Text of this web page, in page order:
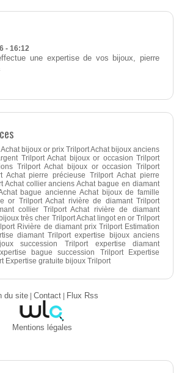
- 16:12
une expertise de vos bijoux, pierre
bijoux or prix Trilport Achat bijoux anciens
Trilport Achat bijoux or occasion Trilport
Trilport Achat bijoux or occasion Trilport
Achat pierre précieuse Trilport Achat pierre
Achat collier anciens Achat bague en diamant
bague ancienne Achat bijoux de famille
or Trilport Achat rivière de diamant Trilport
collier Trilport Achat rivière de diamant
très cher Trilport Achat lingot en or Trilport
Rivière de diamant prix Trilport Estimation
diamant Trilport expertise bijoux anciens
succession Trilport expertise diamant
bague succession Trilport Expertise
Expertise gratuite bijoux Trilport
du site| Contact| Flux Rss
Mentions légales